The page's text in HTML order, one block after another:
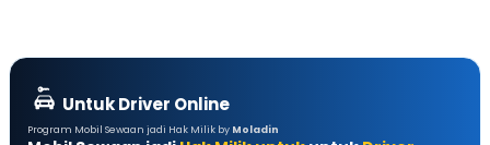
Untuk Driver Online
Program Mobil Sewaan jadi Hak Milik by Moladin